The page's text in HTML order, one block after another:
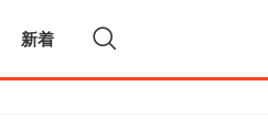
新着